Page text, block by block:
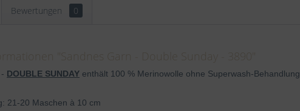
Bewertungen 0
DOUBLE SUNDAY enthält 100 % Merinowolle ohne Superwash-Behandlung.
21-20 Maschen à 10 cm